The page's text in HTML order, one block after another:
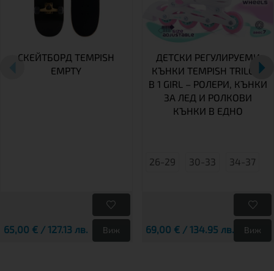
СКЕЙТБОРД TEMPISH
EMPTY
65,00 € / 127.13 лв. Виж
ДЕТСКИ РЕГУЛИРУЕМИ
КЪНКИ TEMPISH TRILO 4
В 1 GIRL – РОЛЕРИ, КЪНКИ
ЗА ЛЕД И РОЛКОВИ
КЪНКИ В ЕДНО
26-29 30-33 34-37
69,00 € / 134.95 лв. Виж